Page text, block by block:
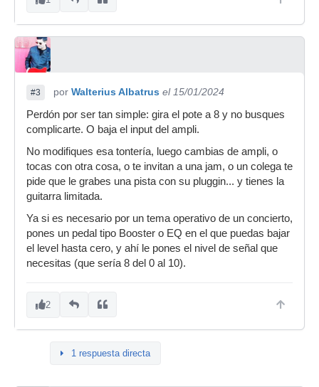
#3 por Walterius Albatrus el 15/01/2024
Perdón por ser tan simple: gira el pote a 8 y no busques
complicarte. O baja el input del ampli.
No modifiques esa tontería, luego cambias de ampli, o
tocas con otra cosa, o te invitan a una jam, o un colega te
pide que le grabes una pista con su pluggin... y tienes la
guitarra limitada.
Ya si es necesario por un tema operativo de un concierto,
pones un pedal tipo Booster o EQ en el que puedas bajar
el level hasta cero, y ahí le pones el nivel de señal que
necesitas (que sería 8 del 0 al 10).
2
1 respuesta directa